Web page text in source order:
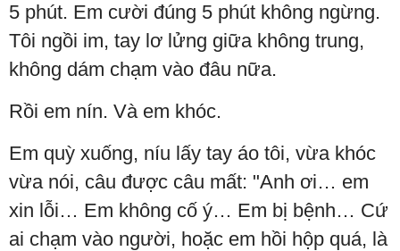
5 phút. Em cười đúng 5 phút không ngừng.
Tôi ngồi im, tay lơ lửng giữa không trung,
không dám chạm vào đâu nữa.
Rồi em nín. Và em khóc.
Em quỳ xuống, níu lấy tay áo tôi, vừa khóc
vừa nói, câu được câu mất: "Anh ơi… em
xin lỗi… Em không cố ý… Em bị bệnh… Cứ
ai chạm vào người, hoặc em hồi hộp quá, là